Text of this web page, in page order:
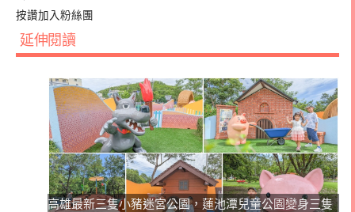
按讚加入粉絲團
延伸閱讀
高雄最新三隻小豬迷宮公園，蓮池潭兒童公園變身三隻